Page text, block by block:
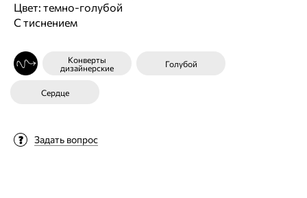
Цвет: темно-голубой
С тиснением
Конверты
дизайнерские
Голубой
Сердце
Задать вопрос